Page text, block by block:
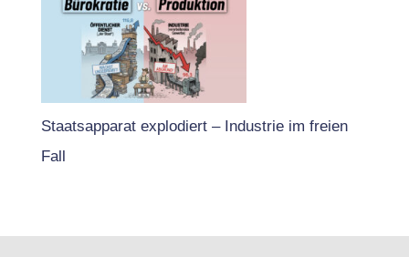
Staatsapparat explodiert – Industrie im freien
Fall